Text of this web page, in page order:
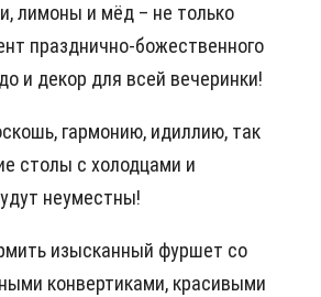
лимоны и мёд – не только
празднично-божественного
и декор для всей вечеринки!
гармонию, идиллию, так
столы с холодцами и
неуместны!
изысканный фуршет со
конвертиками, красивыми